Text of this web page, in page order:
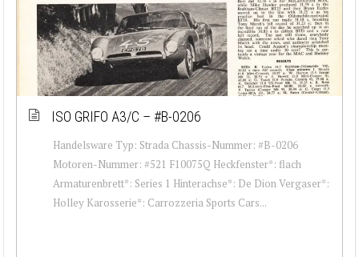
ISO GRIFO A3/C – #B-0206
Handelsware Typ: Strada Chassis-Nummer: #B-0206
Motoren-Nummer: #521 F10075Q Heckfenster*: flach
Armaturenbrett*: Series 1 Hinterachse*: De Dion Vergaser*:
Holley Karosserie*: Carrozzeria Sports Cars...